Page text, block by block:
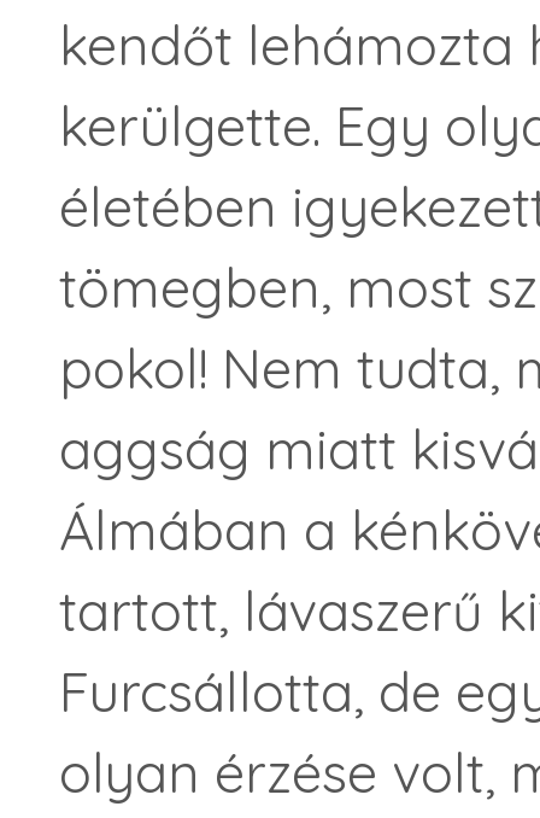
kendőt lehámozta
kerülgette. Egy
életében
tömegben, most
pokol! Nem tudta,
aggság miatt
Álmában a
tartott, lávaszerű
Furcsállotta, de
olyan érzése volt,